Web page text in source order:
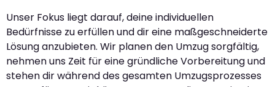
Unser Fokus liegt darauf, deine individuellen
Bedürfnisse zu erfüllen und dir eine maßgeschneiderte
Lösung anzubieten. Wir planen den Umzug sorgfältig,
nehmen uns Zeit für eine gründliche Vorbereitung und
stehen dir während des gesamten Umzugsprozesses